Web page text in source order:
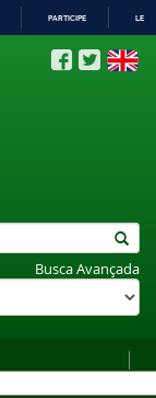
PARTICIPE
Busca Avançada